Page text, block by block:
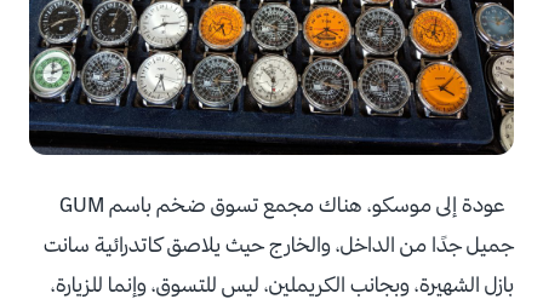
عودة إلى موسكو، هناك مجمع تسوق ضخم باسم GUM
جميل جدًا من الداخل، والخارج حيث يلاصق كاتدرائية سانت
بازل الشهيرة، وبجانب الكريملين، ليس للتسوق، وإنما للزيارة،